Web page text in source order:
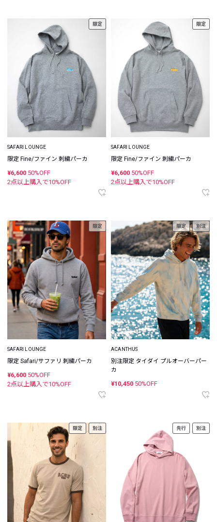
限定
SAFARI LOUNGE
限定 Fine/ファイン 刺繍パーカ
¥6,600 50%OFF
2点以上購入で10%OFF
限定
SAFARI LOUNGE
限定 Fine/ファイン 刺繍パーカ
¥6,600 50%OFF
2点以上購入で10%OFF
限定
SAFARI LOUNGE
限定 Safari/サファリ 刺繍パーカ
¥6,600 50%OFF
2点以上購入で10%OFF
限定 別注
ACANTHUS
別注限定 タイダイ プルオーバーパー
カ
¥10,450 50%OFF
限定 別注 先行 別注